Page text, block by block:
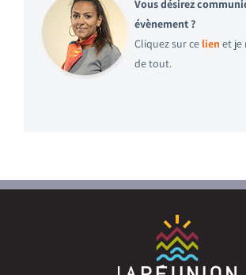
Vous désirez
évènement ?
Cliquez sur ce lien et je
de tout.